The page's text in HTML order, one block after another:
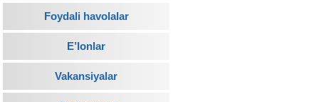
Foydali havolalar
E’lonlar
Vakansiyalar